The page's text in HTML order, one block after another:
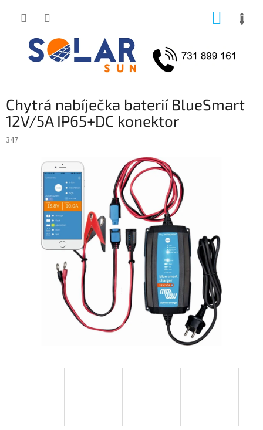
Chytrá nabíječka baterií BlueSmart
12V/5A IP65+DC konektor
347